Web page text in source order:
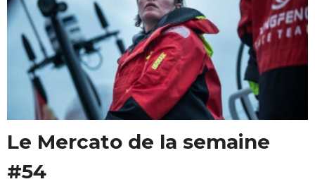
Le Mercato de la semaine
#54